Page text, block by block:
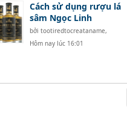
Cách sử dụng rượu lá
sâm Ngọc Linh
bởi tootiredtocreataname,
Hôm nay lúc 16:01